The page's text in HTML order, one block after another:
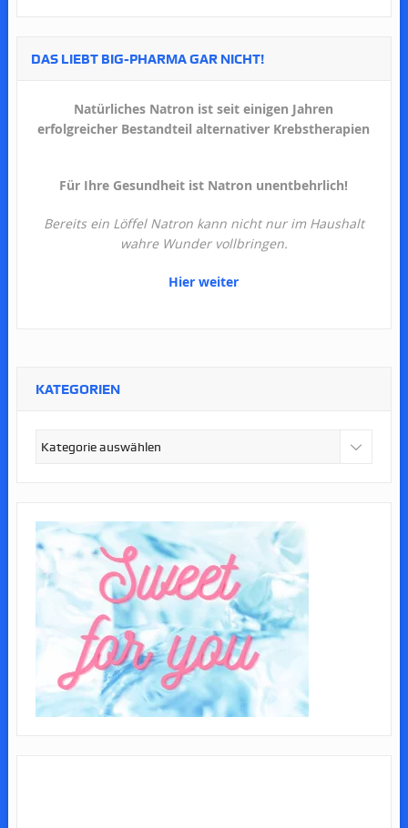
DAS LIEBT BIG-PHARMA GAR NICHT!
Natürliches Natron ist seit einigen Jahren
erfolgreicher Bestandteil alternativer Krebstherapien
Für Ihre Gesundheit ist Natron unentbehrlich!
Bereits ein Löffel Natron kann nicht nur im Haushalt
wahre Wunder vollbringen.
Hier weiter
KATEGORIEN